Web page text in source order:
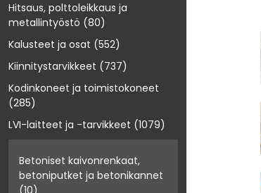
Hitsaus, polttoleikkaus ja
metallintyöstö (80)
Kalusteet ja osat (552)
Kiinnitystarvikkeet (737)
Kodinkoneet ja toimistokoneet
(285)
LVI-laitteet ja -tarvikkeet (1079)
Betoniset kaivonrenkaat,
betoniputket ja betonikannet